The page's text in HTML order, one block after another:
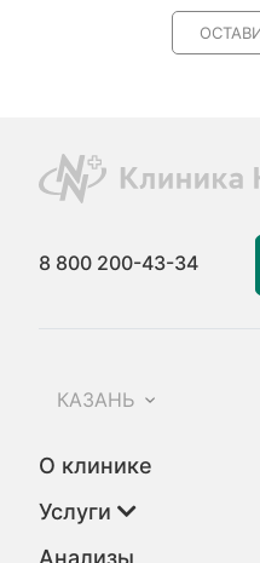
8 800 200-43-34
КАЗАНЬ
О клинике
Услуги
Анализы